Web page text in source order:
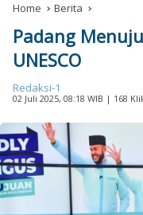
Home Berita
Padang
UNESCO
Redaksi-1
02 Juli 2025, 08:18 WIB | 168